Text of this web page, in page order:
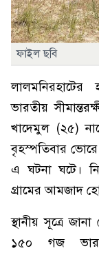
ফাইল ছবি
লালমনিরহাটের
ভারতীয়
খাদেমুল (২৫)
বৃহস্পতিবার
এ ঘটনা ঘটে।
গ্রামের আমজাদ
স্থানীয় সূত্রে
১৫০ গজ